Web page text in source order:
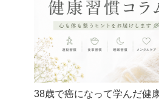
38歳で癌になって学んだ健